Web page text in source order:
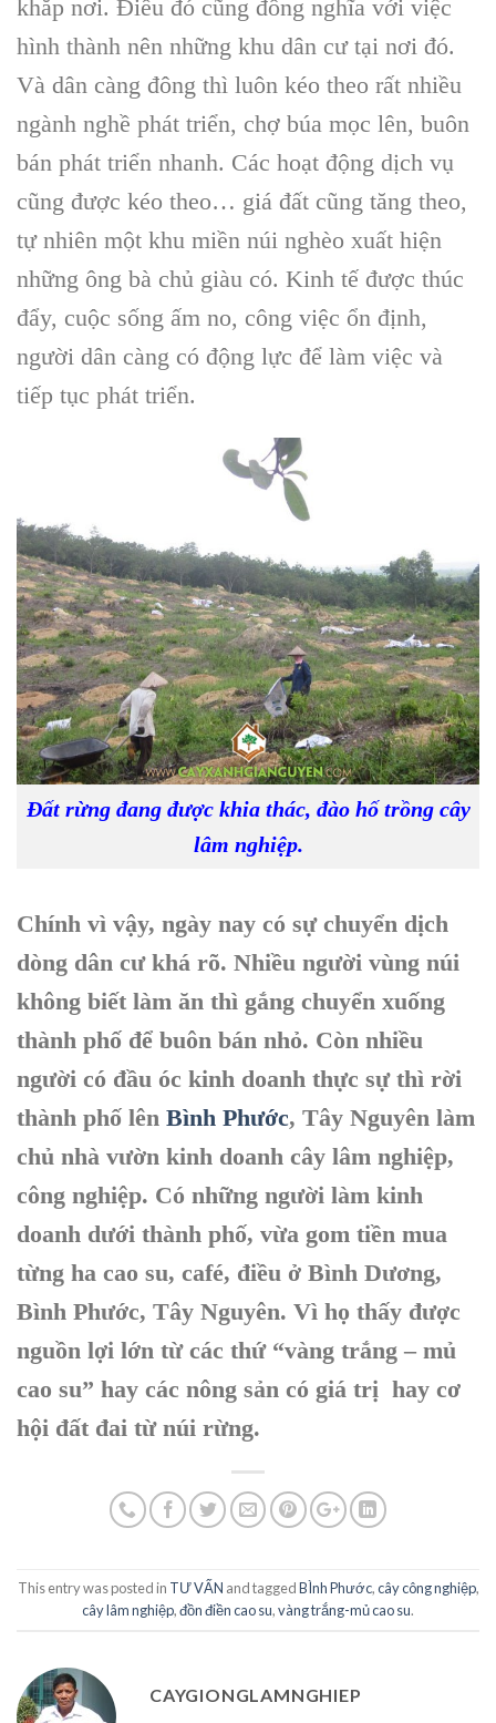
khắp nơi. Điều đó cũng đồng nghĩa với việc
hình thành nên những khu dân cư tại nơi đó.
Và dân càng đông thì luôn kéo theo rất nhiều
ngành nghề phát triển, chợ búa mọc lên, buôn
bán phát triển nhanh. Các hoạt động dịch vụ
cũng được kéo theo… giá đất cũng tăng theo,
tự nhiên một khu miền núi nghèo xuất hiện
những ông bà chủ giàu có. Kinh tế được thúc
đẩy, cuộc sống ấm no, công việc ổn định,
người dân càng có động lực để làm việc và
tiếp tục phát triển.
Đất rừng đang được khia thác, đào hố trồng cây
lâm nghiệp.
Chính vì vậy, ngày nay có sự chuyển dịch
dòng dân cư khá rõ. Nhiều người vùng núi
không biết làm ăn thì gắng chuyển xuống
thành phố để buôn bán nhỏ. Còn nhiều
người có đầu óc kinh doanh thực sự thì rời
thành phố lên Bình Phước, Tây Nguyên làm
chủ nhà vườn kinh doanh cây lâm nghiệp,
công nghiệp. Có những người làm kinh
doanh dưới thành phố, vừa gom tiền mua
từng ha cao su, café, điều ở Bình Dương,
Bình Phước, Tây Nguyên. Vì họ thấy được
nguồn lợi lớn từ các thứ “vàng trắng – mủ
cao su” hay các nông sản có giá trị hay cơ
hội đất đai từ núi rừng.
This entry was posted in TƯ VẤN and taggedBÌnh Phước,cây công nghiệp,
cây lâm nghiệp,đồn điền cao su,vàng trắng-mủ cao su.
CAYGIONGLAMNGHIEP